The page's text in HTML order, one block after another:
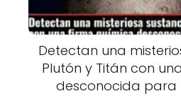
Detectan una
Plutón y Titán con
desconocida para